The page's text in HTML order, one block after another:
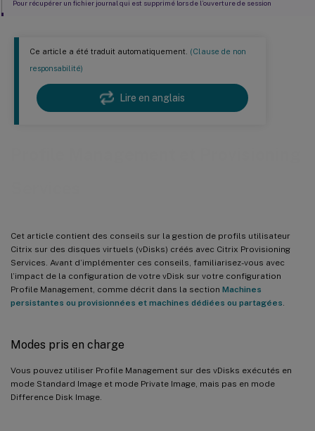
Ce article a été traduit automatiquement. (Clause de non
responsabilité)
Lire en anglais
Cet article contient des conseils sur la gestion de profils utilisateur
Citrix sur des disques virtuels (vDisks) créés avec Citrix Provisioning
Services. Avant d’implémenter ces conseils, familiarisez-vous avec
l’impact de la configuration de votre vDisk sur votre configuration
Profile Management, comme décrit dans la section Machines
persistantes ou provisionnées et machines dédiées ou partagées
Modes pris en charge
Vous pouvez utiliser Profile Management sur des vDisks exécutés en
mode Standard Image et mode Private Image, mais pas en mode
Difference Disk Image.
Pour récupérer un fichier journal qui est supprimé lors de l’ouverture de session